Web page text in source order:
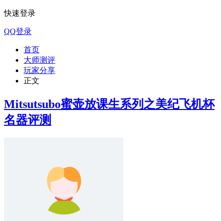
快速登录
QQ登录
首页
大师测评
玩家分享
正文
Mitsutsubo蜜壶放课生系列之美纪飞机杯
名器评测